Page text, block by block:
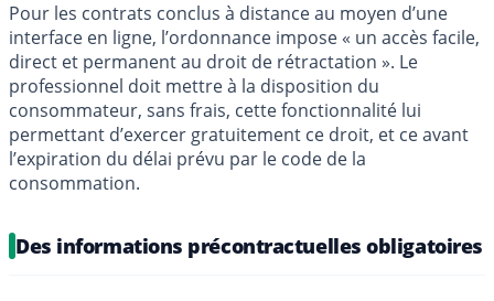
Pour les contrats conclus à distance au moyen d’une
interface en ligne, l’ordonnance impose « un accès facile,
direct et permanent au droit de rétractation ». Le
professionnel doit mettre à la disposition du
consommateur, sans frais, cette fonctionnalité lui
permettant d’exercer gratuitement ce droit, et ce avant
l’expiration du délai prévu par le code de la
consommation.
Des informations précontractuelles obligatoires